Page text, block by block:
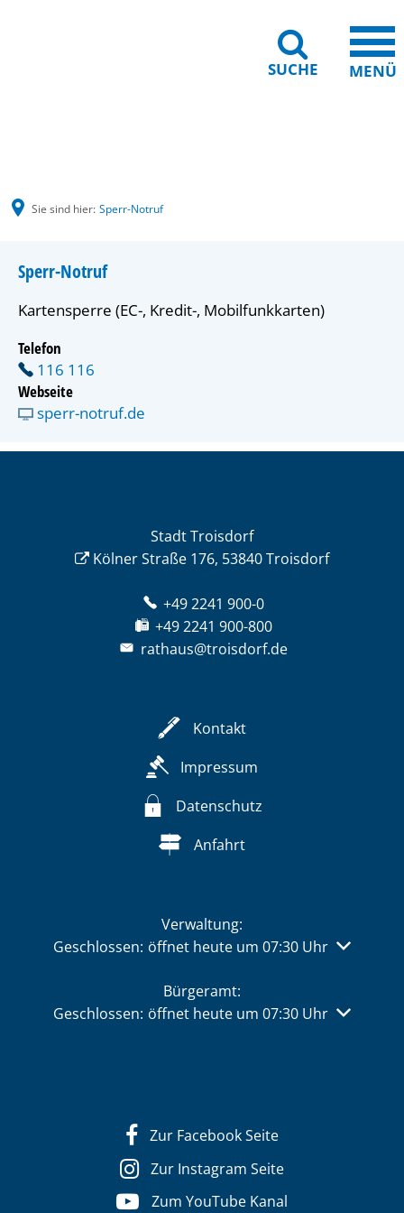
SUCHE MENÜ
Sie sind hier: Sperr-Notruf
Sperr-Notruf
Kartensperre (EC-, Kredit-, Mobilfunkkarten)
Telefon
116 116
Webseite
sperr-notruf.de
Stadt Troisdorf
Kölner Straße 176, 53840 Troisdorf
+49 2241 900-0
+49 2241 900-800
rathaus@troisdorf.de
Kontakt
Impressum
Datenschutz
Anfahrt
Verwaltung:
Klicken, um weitere Öffnungs- oder Schließzeiten
Geschlossen: öffnet heute um 07:30 Uhr
Bürgeramt:
Klicken, um weitere Öffnungs- oder Schließzeiten
Geschlossen: öffnet heute um 07:30 Uhr
Zur Facebook Seite
Zur Instagram Seite
Zum YouTube Kanal